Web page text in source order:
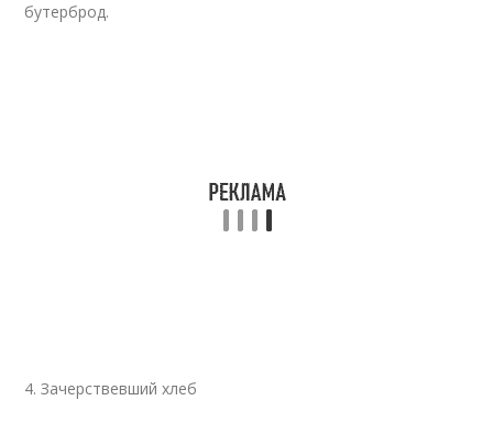
бутерброд.
4. Зачерствевший хлеб